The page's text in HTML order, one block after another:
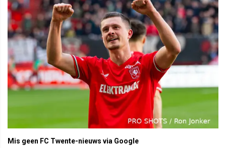
Mis geen FC Twente-nieuws via Google